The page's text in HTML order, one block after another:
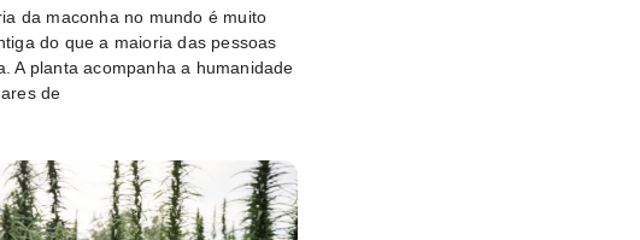
da maconha no mundo é muito
do que a maioria das pessoas
A planta acompanha a humanidade
de